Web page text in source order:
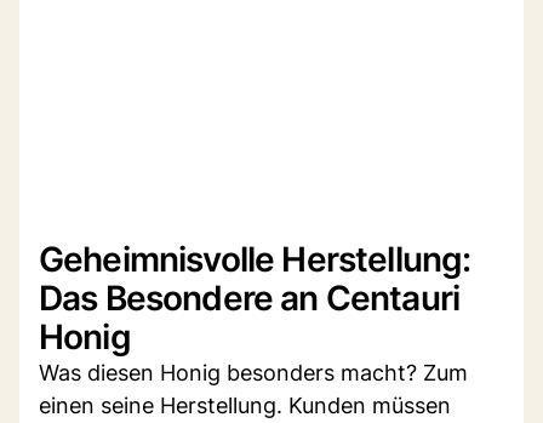
Geheimnisvolle Herstellung:
Das Besondere an Centauri
Honig
Was diesen Honig besonders macht? Zum
einen seine Herstellung. Kunden müssen